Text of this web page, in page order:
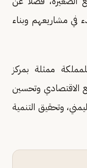
في مشاريعهم وبناء
ممثلة بمركز
الاقتصادي وتحسين
وتحقيق التنمية